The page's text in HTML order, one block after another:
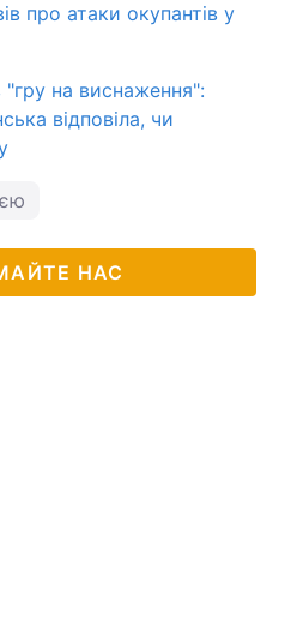
про атаки окупантів у
"гру на виснаження":
відповіла, чи
НАС